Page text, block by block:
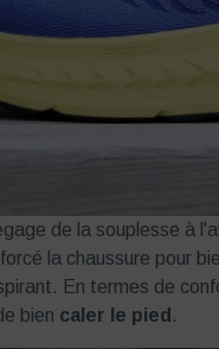
de la souplesse à
la chaussure pour
En termes de
bien caler le pied .